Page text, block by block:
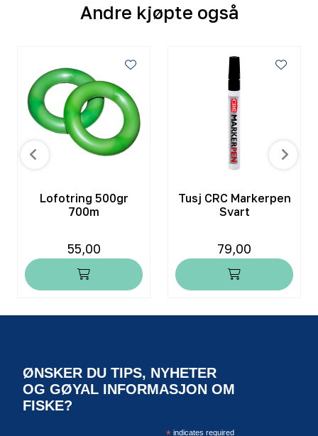
Andre kjøpte også
Lofotring 500gr
700m
55,00
Tusj CRC Markerpen
Svart
79,00
ØNSKER DU TIPS, NYHETER
OG GØYAL INFORMASJON OM
FISKE?
indicates required